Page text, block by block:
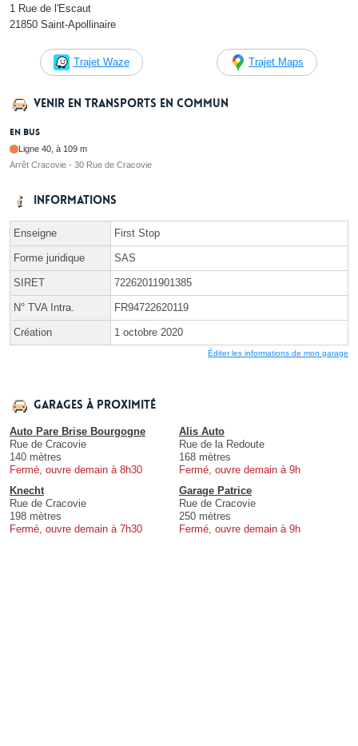
1 Rue de l'Escaut
21850 Saint-Apollinaire
Trajet Waze Trajet Maps
Venir en transports en commun
En bus
Ligne 40, à 109 m
Arrêt Cracovie - 30 Rue de Cracovie
Informations
Enseigne First Stop
Forme juridique SAS
SIRET 72262011901385
N° TVA Intra. FR94722620119
Création 1 octobre 2020
Éditer les informations de mon garage
Garages à proximité
Auto Pare Brise Bourgogne
Rue de Cracovie
140 mètres
Fermé, ouvre demain à 8h30
Alis Auto
Rue de la Redoute
168 mètres
Fermé, ouvre demain à 9h
Knecht
Rue de Cracovie
198 mètres
Fermé, ouvre demain à 7h30
Garage Patrice
Rue de Cracovie
250 mètres
Fermé, ouvre demain à 9h